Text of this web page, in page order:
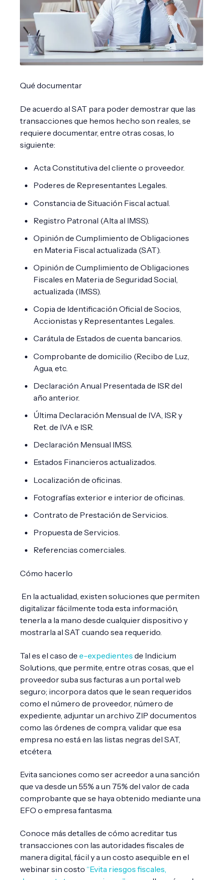
Qué documentar
De acuerdo al SAT para poder demostrar que las
transacciones que hemos hecho son reales, se
requiere documentar, entre otras cosas, lo
siguiente:
Acta Constitutiva del cliente o proveedor.
Poderes de Representantes Legales.
Constancia de Situación Fiscal actual.
Registro Patronal (Alta al IMSS).
Opinión de Cumplimiento de Obligaciones
en Materia Fiscal actualizada (SAT).
Opinión de Cumplimiento de Obligaciones
Fiscales en Materia de Seguridad Social,
actualizada (IMSS).
Copia de Identificación Oficial de Socios,
Accionistas y Representantes Legales.
Carátula de Estados de cuenta bancarios.
Comprobante de domicilio (Recibo de Luz,
Agua, etc.
Declaración Anual Presentada de ISR del
año anterior.
Última Declaración Mensual de IVA, ISR y
Ret. de IVA e ISR.
Declaración Mensual IMSS.
Estados Financieros actualizados.
Localización de oficinas.
Fotografías exterior e interior de oficinas.
Contrato de Prestación de Servicios.
Propuesta de Servicios.
Referencias comerciales.
Cómo hacerlo
En la actualidad, existen soluciones que permiten
digitalizar fácilmente toda esta información,
tenerla a la mano desde cualquier dispositivo y
mostrarla al SAT cuando sea requerido.
Tal es el caso de e-expedientes de Indicium
Solutions, que permite, entre otras cosas, que el
proveedor suba sus facturas a un portal web
seguro; incorpora datos que le sean requeridos
como el número de proveedor, número de
expediente, adjuntar un archivo ZIP documentos
como las órdenes de compra, validar que esa
empresa no está en las listas negras del SAT,
etcétera.
Evita sanciones como ser acreedor a una sanción
que va desde un 55% a un 75% del valor de cada
comprobante que se haya obtenido mediante una
EFO o empresa fantasma.
Conoce más detalles de cómo acreditar tus
transacciones con las autoridades fiscales de
manera digital, fácil y a un costo asequible en el
webinar sin costo “Evita riesgos fiscales,